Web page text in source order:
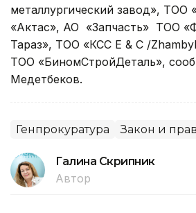
металлургический завод», ТОО
«Актас», АО «Запчасть» ТОО
Тараз», ТОО «КСС Е & C /
ТОО «БиномСтройДеталь»,
Медетбеков.
Генпрокуратура Закон и
Галина Скрипник
Автор